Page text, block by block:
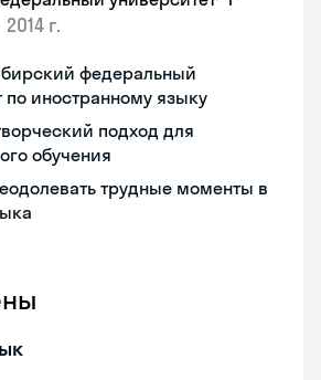
2014 г.
федеральный
по иностранному языку
подход для
обучения
трудные моменты в